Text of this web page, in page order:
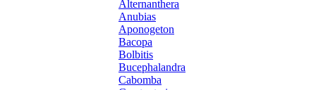
Alternanthera
Anubias
Aponogeton
Bacopa
Bolbitis
Bucephalandra
Cabomba